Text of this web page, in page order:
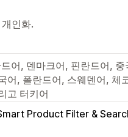
인화.
어, 덴마크어, 핀란드어, 중
어, 폴란드어, 스웨덴어, 체
고 터키어
Product Filter &